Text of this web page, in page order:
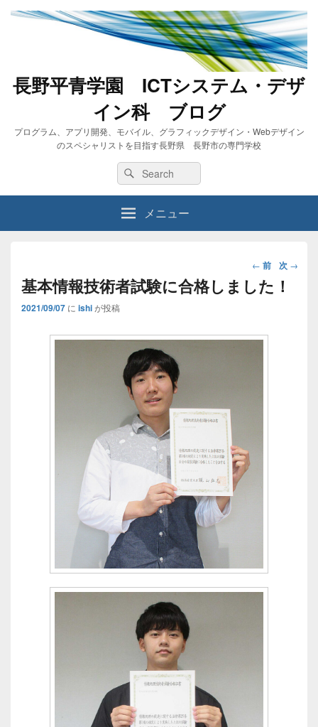
長野平青学園 ICTシステム・デザ
イン科 ブログ
プログラム、アプリ開発、モバイル、グラフィックデザイン・Webデザイン
のスペシャリストを目指す長野県 長野市の専門学校
Search
for:
Search
メニュー
投
ナ
ー
← 前 次 →
基本情報技術者試験に合格しました！
2021/09/07 に ishiが投稿